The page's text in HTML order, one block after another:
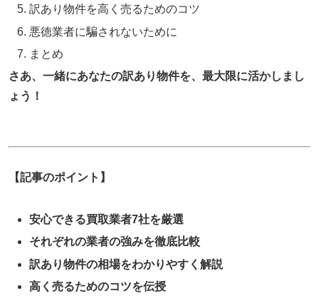
訳あり物件を高く売るためのコツ
悪徳業者に騙されないために
まとめ
さあ、一緒にあなたの訳あり物件を、最大限に活かしまし
ょう！
【記事のポイント】
安心できる買取業者7社を厳選
それぞれの業者の強みを徹底比較
訳あり物件の相場をわかりやすく解説
高く売るためのコツを伝授